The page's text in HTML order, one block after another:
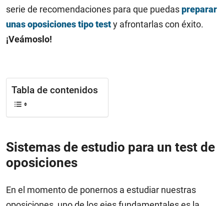
serie de recomendaciones para que puedaspreparar
unas oposiciones tipo testy afrontarlas con éxito.
¡Veámoslo!
Tabla de contenidos
Sistemas de estudio para un test de
oposiciones
En el momento de ponernos a estudiar nuestras